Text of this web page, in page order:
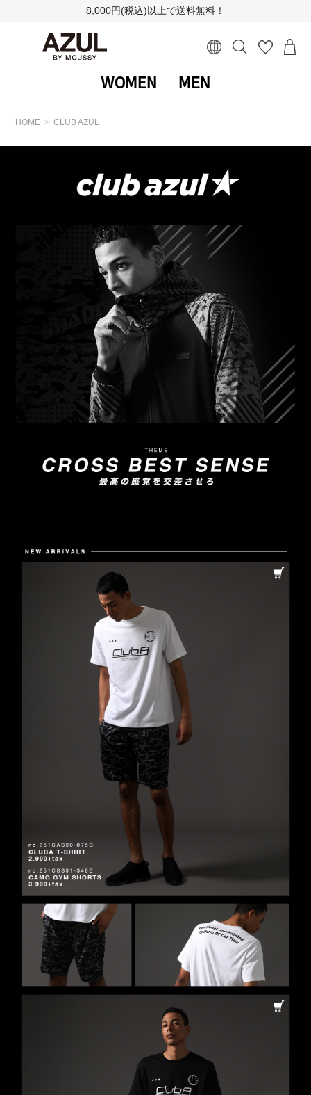
8,000円(税込)以上で送料無料！
WOMEN MEN
HOME CLUB AZUL